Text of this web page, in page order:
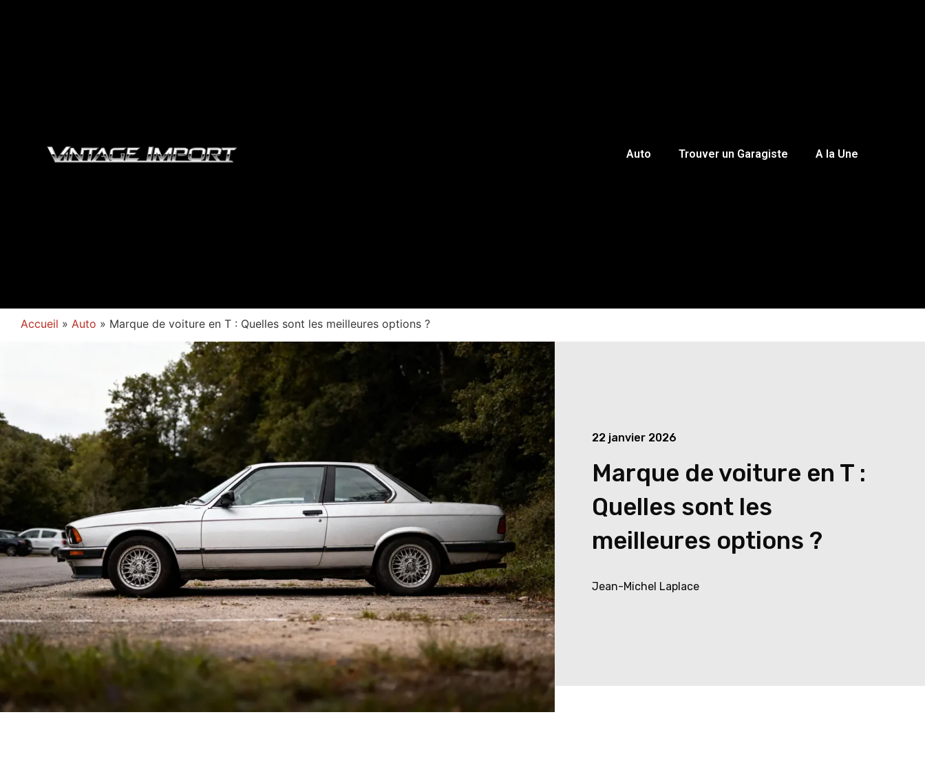
Auto Trouver un Garagiste A la Une
Accueil » Auto » Marque de voiture en T : Quelles sont les meilleures options ?
22 janvier 2026
Marque de voiture en T :
Quelles sont les
meilleures options ?
Jean-Michel Laplace